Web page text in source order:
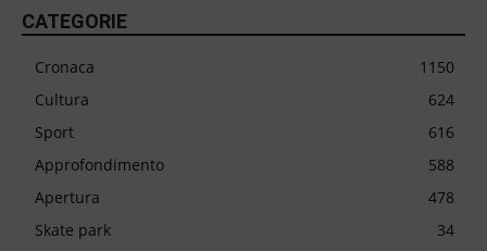
CATEGORIE
Cronaca
1150
Cultura
624
Sport
616
Approfondimento
588
Apertura
478
Skate park
34